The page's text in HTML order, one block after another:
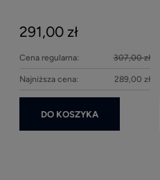
291,00 zł
Cena regularna: 307,00 zł
Najniższa cena: 289,00 zł
DO KOSZYKA